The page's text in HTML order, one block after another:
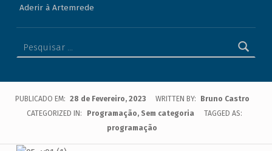
Aderir à Artemrede
PUBLICADO EM: 28 de Fevereiro, 2023 WRITTEN BY:
Bruno Castro
CATEGORIZED IN:
Programação, Sem categoria
TAGGED AS:
programação